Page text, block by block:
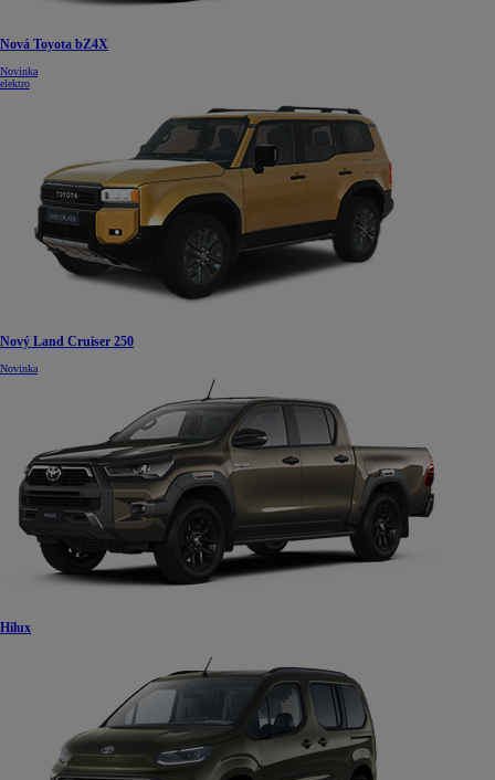
Nová Toyota bZ4X
Novinka
elektro
Nový Land Cruiser 250
Novinka
Hilux